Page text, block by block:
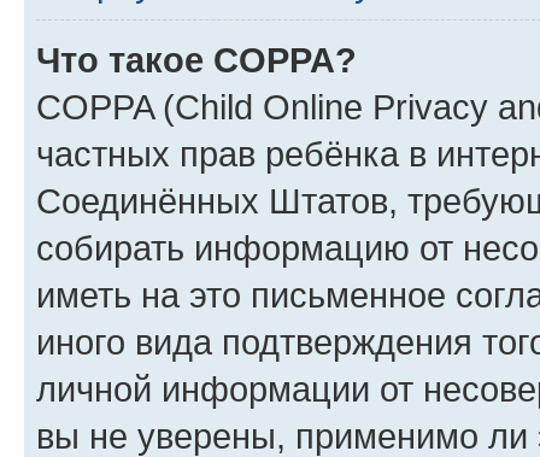
Что такое COPPA?
COPPA (Child Online Privacy
частных прав ребёнка в
Соединённых Штатов,
собирать информацию от
иметь на это письменное
иного вида подтверждения
личной информации от
вы не уверены, применимо ли